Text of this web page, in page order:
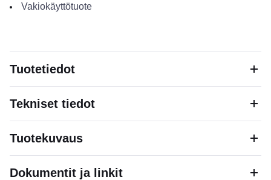
Vakiokäyttötuote
Tuotetiedot
Tekniset tiedot
Tuotekuvaus
Dokumentit ja linkit